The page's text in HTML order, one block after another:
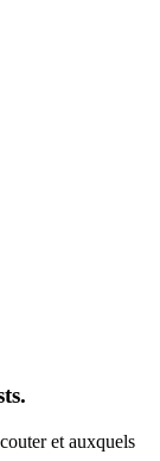
et auxquels